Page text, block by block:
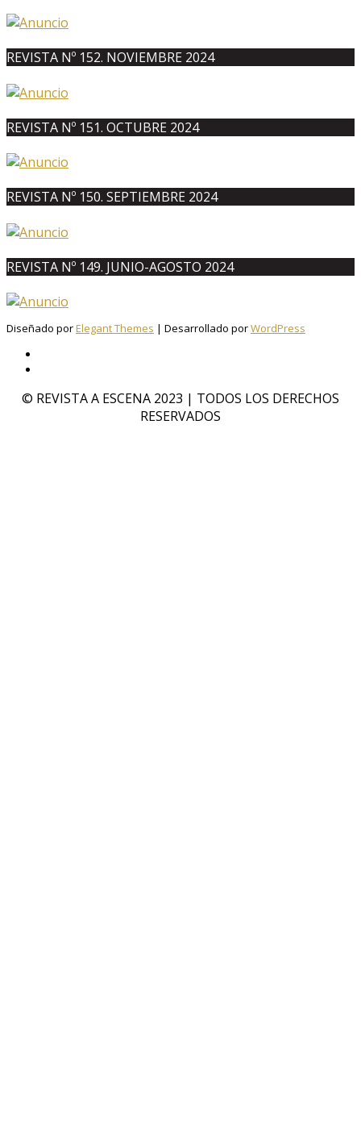
REVISTA Nº 152. NOVIEMBRE 2024
REVISTA Nº 151. OCTUBRE 2024
REVISTA Nº 150. SEPTIEMBRE 2024
REVISTA Nº 149. JUNIO-AGOSTO 2024
Diseñado porElegant Themes | Desarrollado porWordPress
© REVISTA A ESCENA 2023 | TODOS LOS DERECHOS
RESERVADOS